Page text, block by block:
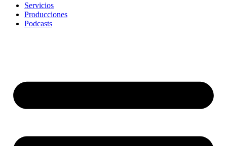
Servicios
Producciones
Podcasts